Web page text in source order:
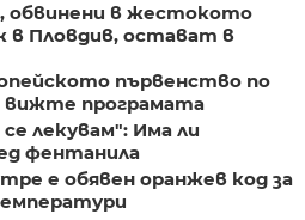
обвинени в жестокото
в Пловдив, остават в
първенство по
вижте програмата
лекувам": Има ли
фентанила
е обявен оранжев код за